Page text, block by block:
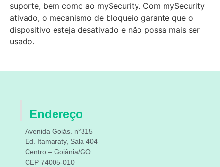
suporte, bem como ao mySecurity. Com mySecurity
ativado, o mecanismo de bloqueio garante que o
dispositivo esteja desativado e não possa mais ser
usado.
Endereço
Avenida Goiás, n°315
Ed. Itamaraty, Sala 404
Centro – Goiânia/GO
CEP 74005-010